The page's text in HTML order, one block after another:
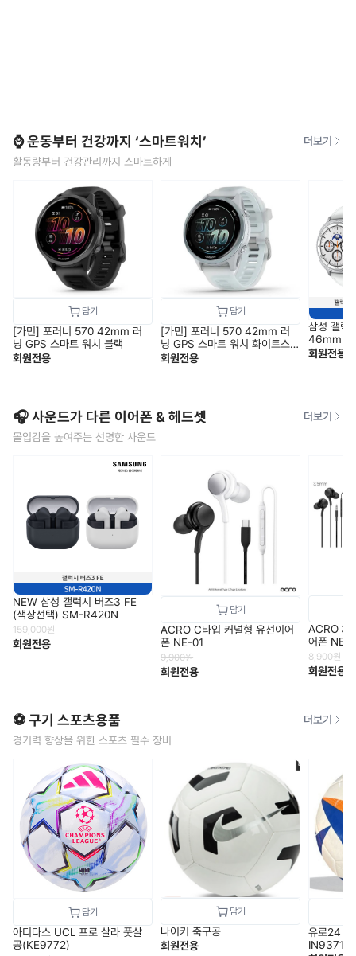
⌚ 운동부터 건강까지 ‘스마트워치’
활동량부터 건강관리까지 스마트하게
더보기
[가민] 포러너 570 42mm 러
닝 GPS 스마트 워치 블랙
회원전용
[가민] 포러너 570 42mm 러
닝 GPS 스마트 워치 화이트스
톤
회원전용
삼성 갤럭
46mm 블
1) SM-
회원전용
🎧 사운드가 다른 이어폰 & 헤드셋
몰입감을 높여주는 선명한 사운드
더보기
NEW 삼성 갤럭시 버즈3 FE
(색상선택) SM-R420N
159,000원
회원전용
ACRO C타입 커널형 유선이어
폰 NE-01
9,900원
회원전용
ACRO
어폰 NE-
8,900원
회원전용
⚽ 구기 스포츠용품
경기력 향상을 위한 스포츠 필수 장비
더보기
아디다스 UCL 프로 살라 풋살
공(KE9772)
나이키 축구공
회원전용
유로24 클
IN9371